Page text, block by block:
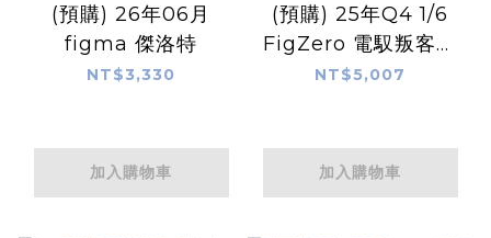
(預購) 26年06月
figma 傑洛特
NT$3,330
加入購物車
(預購) 25年Q4 1/6
FigZero 電馭叛客：
邊緣行者 露西
NT$5,007
加入購物車